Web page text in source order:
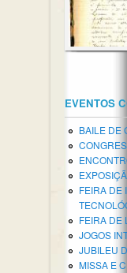
EVENTOS
BAILE DE
FEIRA DE
FEIRA DE
JOGOS
JUBILEU
MISSA E